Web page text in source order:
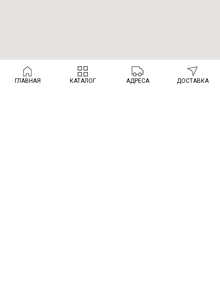
ГЛАВНАЯ КАТАЛОГ АДРЕСА ДОСТАВКА